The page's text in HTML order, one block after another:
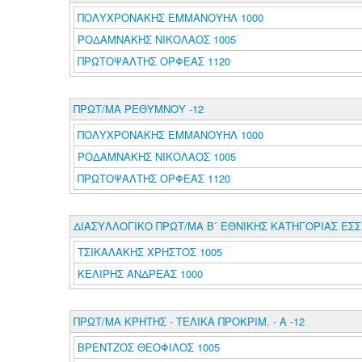
ΠΟΛΥΧΡΟΝΑΚΗΣ ΕΜΜΑΝΟΥΗΛ 1000
ΡΟΔΑΜΝΑΚΗΣ ΝΙΚΟΛΑΟΣ 1005
ΠΡΩΤΟΨΑΛΤΗΣ ΟΡΦΕΑΣ 1120
ΠΡΩΤ/ΜΑ ΡΕΘΥΜΝΟΥ -12
ΠΟΛΥΧΡΟΝΑΚΗΣ ΕΜΜΑΝΟΥΗΛ 1000
ΡΟΔΑΜΝΑΚΗΣ ΝΙΚΟΛΑΟΣ 1005
ΠΡΩΤΟΨΑΛΤΗΣ ΟΡΦΕΑΣ 1120
ΔΙΑΣΥΛΛΟΓΙΚΟ ΠΡΩΤ/ΜΑ Β΄ ΕΘΝΙΚΗΣ ΚΑΤΗΓΟΡΙΑΣ
ΤΣΙΚΑΛΑΚΗΣ ΧΡΗΣΤΟΣ 1005
ΚΕΛΙΡΗΣ ΑΝΔΡΕΑΣ 1000
ΠΡΩΤ/ΜΑ ΚΡΗΤΗΣ - ΤΕΛΙΚΑ ΠΡΟΚΡΙΜ. - Α -12
ΒΡΕΝΤΖΟΣ ΘΕΟΦΙΛΟΣ 1005